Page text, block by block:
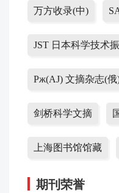
万方收录(中)
JST 日本科学技术
Pж(AJ) 文摘杂志(俄
剑桥科学文摘
上海图书馆馆藏
期刊荣誉